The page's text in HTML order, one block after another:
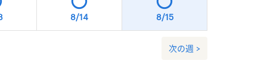
8/14 8/15
次の週 >